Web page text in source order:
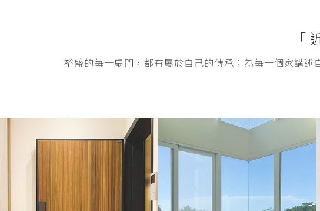
裕盛的每一扇門，都有屬於自己的傳承；為每一個家講